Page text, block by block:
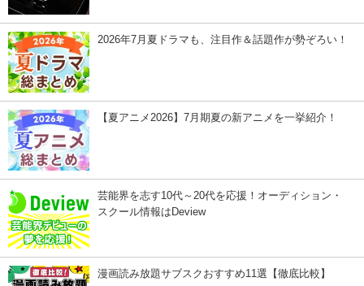
2026年7月夏ドラマも、注目作＆話題作が勢ぞろい！
【夏アニメ2026】7月期夏の新アニメを一挙紹介！
芸能界を志す10代～20代を応援！オーディション・
スクール情報はDeview
漫画読み放題サブスクおすすめ11選【徹底比較】